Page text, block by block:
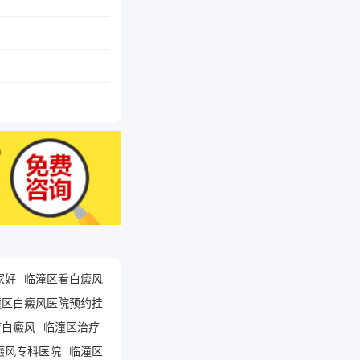
好 临潼区看白癜风
白癜风医院预约挂
癜风
临潼区治疗
风专科医院 临潼区